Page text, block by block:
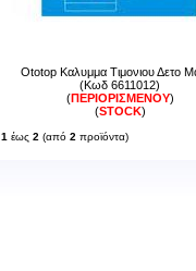
Ototop Καλυμμα Τιμονιου Δετο
(Κωδ 6611012)
(ΠΕΡΙΟΡΙΣΜΕΝΟΥ)
(STOCK)
1 έως 2 (από 2 προϊόντα)